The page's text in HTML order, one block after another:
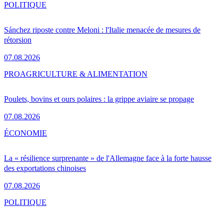
Sánchez riposte contre Meloni : l'Italie menacée de mesures de
rétorsion
07.08.2026
POLITIQUE
Poulets, bovins et ours polaires : la grippe aviaire se propage
07.08.2026
PROAGRICULTURE & ALIMENTATION
La « résilience surprenante » de l'Allemagne face à la forte hausse
des exportations chinoises
07.08.2026
ÉCONOMIE
POLITIQUE